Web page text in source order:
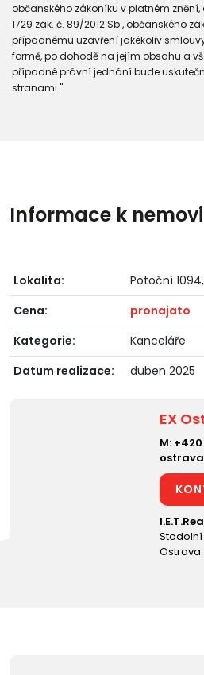
občanského zákoníku v platném
1729 zák. č. 89/2012 Sb., občanského
případnému uzavření jakékoliv
formě, po dohodě na jejím obsahu a
případné právní jednání bude
stranami."
Informace k
Lokalita:
Potoční
Cena:
pronajato
Kategorie:
Kanceláře
Datum realizace:
duben 2025
EX
M: +420
Stodolní
Ostrava